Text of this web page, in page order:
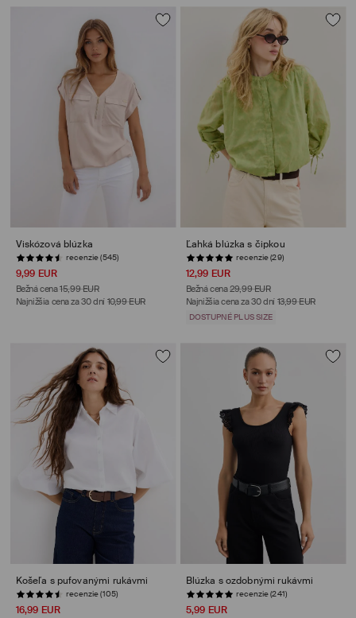
Viskózová blúzka
recenzie (545)
9,99 EUR
Bežná cena 15,99 EUR
Najnižšia cena za 30 dní 10,99 EUR
Ľahká blúzka s čipkou
recenzie (29)
12,99 EUR
Bežná cena 29,99 EUR
Najnižšia cena za 30 dní 13,99 EUR
DOSTUPNÉ PLUS SIZE
Košeľa s pufovanými rukávmi
recenzie (105)
16,99 EUR
Blúzka s ozdobnými rukávmi
recenzie (241)
5,99 EUR